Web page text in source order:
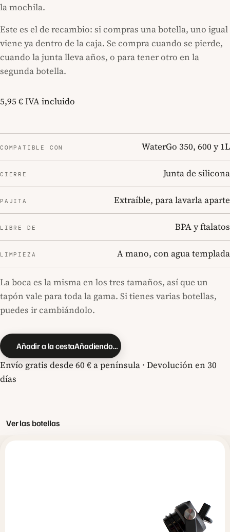
la mochila.
Este es el de recambio: si compras una botella, uno igual
viene ya dentro de la caja. Se compra cuando se pierde,
cuando la junta lleva años, o para tener otro en la
segunda botella.
5,95 €IVA incluido
COMPATIBLE CON WaterGo 350, 600 y 1L
CIERRE Junta de silicona
PAJITA Extraíble, para lavarla aparte
LIBRE DE BPA y ftalatos
LIMPIEZA A mano, con agua templada
La boca es la misma en los tres tamaños, así que un
tapón vale para toda la gama. Si tienes varias botellas,
puedes ir cambiándolo.
Añadir a la cestaAñadiendo…
Envío gratis desde 60 € a península · Devolución en 30
días
Ver las botellas